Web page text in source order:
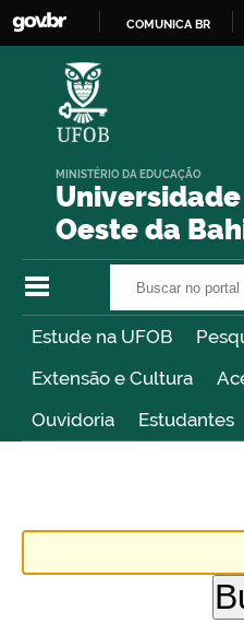
COMUNICA BR
Oeste da
MINISTÉRIO DA EDUCAÇÃO
Estude na UFOB
Extensão e Cultura
Ouvidoria
Estudantes